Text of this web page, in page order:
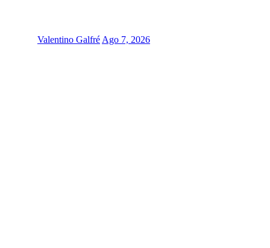
Valentino Galfré Ago 7, 2026